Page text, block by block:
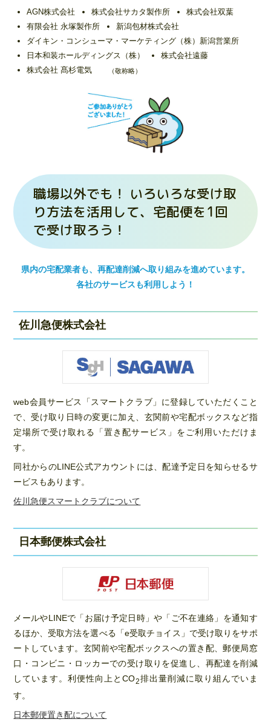
AGN株式会社 株式会社サカタ製作所
株式会社双葉
有限会社 永塚製作所
新潟包材株式会社
ダイキン・コンシューマ・マーケティング（株）新潟営業所
日本和装ホールディングス（株）
株式会社遠藤
株式会社 髙杉電気
職場以外でも！ いろいろな受け取
り方法を活用して、宅配便を1回
で受け取ろう！
県内の宅配業者も、再配達削減へ取り組みを進めています。
各社のサービスも利用しよう！
佐川急便株式会社
web会員サービス「スマートクラブ」に登録していただくこと
で、受け取り日時の変更に加え、玄関前や宅配ボックスなど指
定場所で受け取れる「置き配サービス」をご利用いただけま
す。
同社からのLINE公式アカウントには、配達予定日を知らせるサ
ービスもあります。
佐川急便スマートクラブについて
日本郵便株式会社
メールやLINEで「お届け予定日時」や「ご不在連絡」を通知す
るほか、受取方法を選べる「e受取チョイス」で受け取りをサポ
ートしています。玄関前や宅配ボックスへの置き配、郵便局窓
口・コンビニ・ロッカーでの受け取りを促進し、再配達を削減
しています。利便性向上とCO2排出量削減に取り組んでいま
す。
日本郵便置き配について